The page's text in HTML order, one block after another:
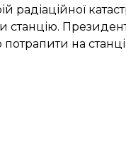
радіаційної
станцію.
на